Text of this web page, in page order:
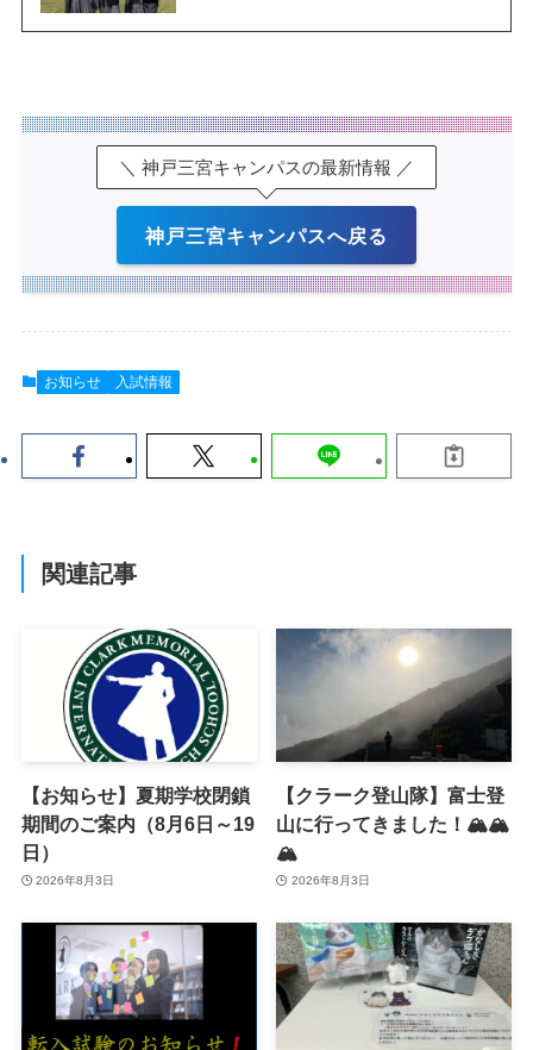
＼ 神戸三宮キャンパスの最新情報 ／
神戸三宮キャンパスへ戻る
お知らせ 入試情報
関連記事
【お知らせ】夏期学校閉鎖
期間のご案内（8月6日～19
日）
2026年8月3日
【クラーク登山隊】富士登
山に行ってきました！🏔️🏔️
🏔️
2026年8月3日